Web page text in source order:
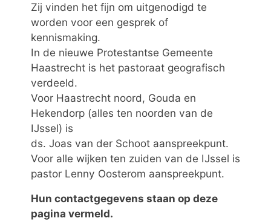
Zij vinden het fijn om uitgenodigd te
worden voor een gesprek of
kennismaking.
In de nieuwe Protestantse Gemeente
Haastrecht is het pastoraat geografisch
verdeeld.
Voor Haastrecht noord, Gouda en
Hekendorp (alles ten noorden van de
IJssel) is
ds. Joas van der Schoot aanspreekpunt.
Voor alle wijken ten zuiden van de IJssel is
pastor Lenny Oosterom aanspreekpunt.
Hun contactgegevens staan op deze
pagina vermeld.